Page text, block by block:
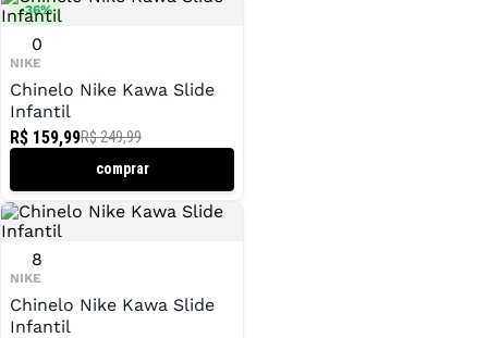
-36%
NIKE
0
Chinelo Nike Kawa Slide
Infantil
R$ 159,99R$ 249,99
comprar
NIKE
8
Chinelo Nike Kawa Slide
Infantil